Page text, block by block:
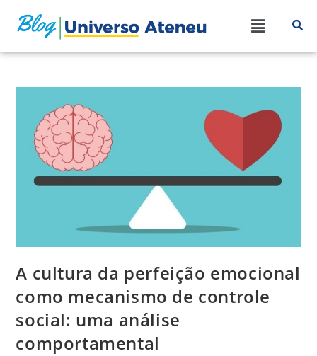
A cultura da perfeição emocional
como mecanismo de controle
social: uma análise
comportamental